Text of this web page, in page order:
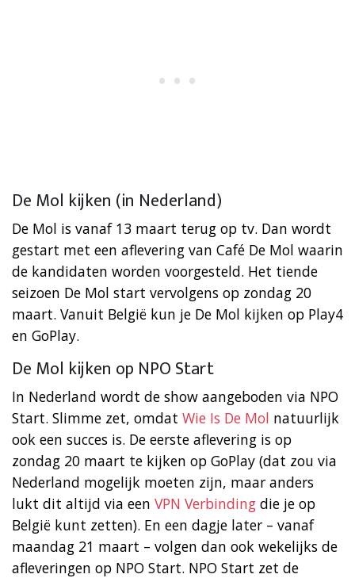
De Mol kijken (in Nederland)
De Mol is vanaf 13 maart terug op tv. Dan wordt
gestart met een aflevering van Café De Mol waarin
de kandidaten worden voorgesteld. Het tiende
seizoen De Mol start vervolgens op zondag 20
maart. Vanuit België kun je De Mol kijken op Play4
en GoPlay.
De Mol kijken op NPO Start
In Nederland wordt de show aangeboden via NPO
Start. Slimme zet, omdat Wie Is De Mol natuurlijk
ook een succes is. De eerste aflevering is op
zondag 20 maart te kijken op GoPlay (dat zou via
Nederland mogelijk moeten zijn, maar anders
lukt dit altijd via een VPN Verbinding die je op
België kunt zetten). En een dagje later – vanaf
maandag 21 maart – volgen dan ook wekelijks de
afleveringen op NPO Start. NPO Start zet de